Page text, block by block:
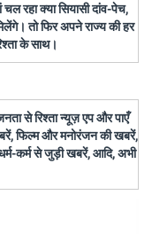
रहा क्या सियासी दांव-पेच,
तो फिर अपने राज्य की हर
के साथ।
से रिश्ता न्यूज़ एप और पाएँ
फिल्म और मनोरंजन की खबरें,
कर्म से जुड़ी खबरें, आदि, अभी